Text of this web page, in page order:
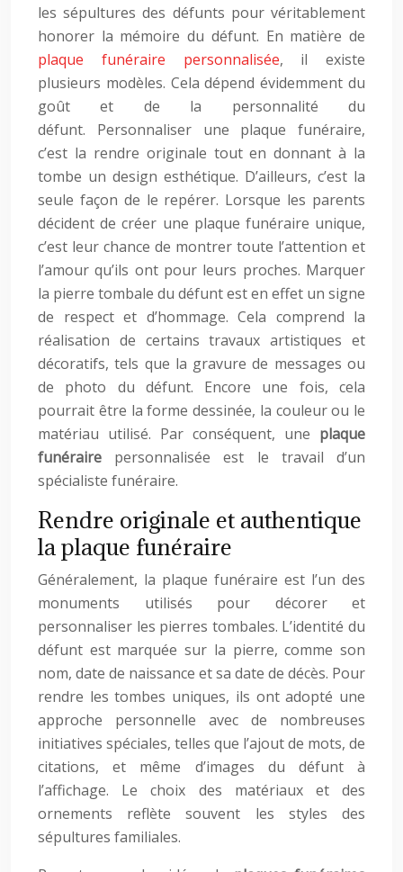
les sépultures des défunts pour véritablement
honorer la mémoire du défunt. En matière de
plaque funéraire personnalisée, il existe
plusieurs modèles. Cela dépend évidemment du
goût et de la personnalité du
défunt. Personnaliser une plaque funéraire,
c’est la rendre originale tout en donnant à la
tombe un design esthétique. D’ailleurs, c’est la
seule façon de le repérer. Lorsque les parents
décident de créer une plaque funéraire unique,
c’est leur chance de montrer toute l’attention et
l’amour qu’ils ont pour leurs proches. Marquer
la pierre tombale du défunt est en effet un signe
de respect et d’hommage. Cela comprend la
réalisation de certains travaux artistiques et
décoratifs, tels que la gravure de messages ou
de photo du défunt. Encore une fois, cela
pourrait être la forme dessinée, la couleur ou le
matériau utilisé. Par conséquent, une plaque
funéraire personnalisée est le travail d’un
spécialiste funéraire.
Rendre originale et authentique
la plaque funéraire
Généralement, la plaque funéraire est l’un des
monuments utilisés pour décorer et
personnaliser les pierres tombales. L’identité du
défunt est marquée sur la pierre, comme son
nom, date de naissance et sa date de décès. Pour
rendre les tombes uniques, ils ont adopté une
approche personnelle avec de nombreuses
initiatives spéciales, telles que l’ajout de mots, de
citations, et même d’images du défunt à
l’affichage. Le choix des matériaux et des
ornements reflète souvent les styles des
sépultures familiales.